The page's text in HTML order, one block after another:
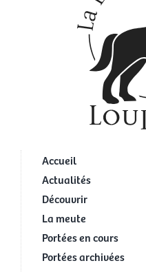
Accueil
Actualités
Découvrir
La meute
Portées en cours
Portées archivées